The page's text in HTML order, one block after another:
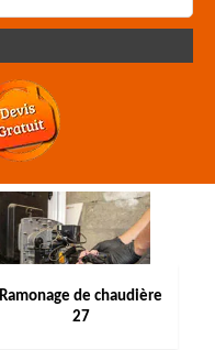
Ramonage de chaudière
27